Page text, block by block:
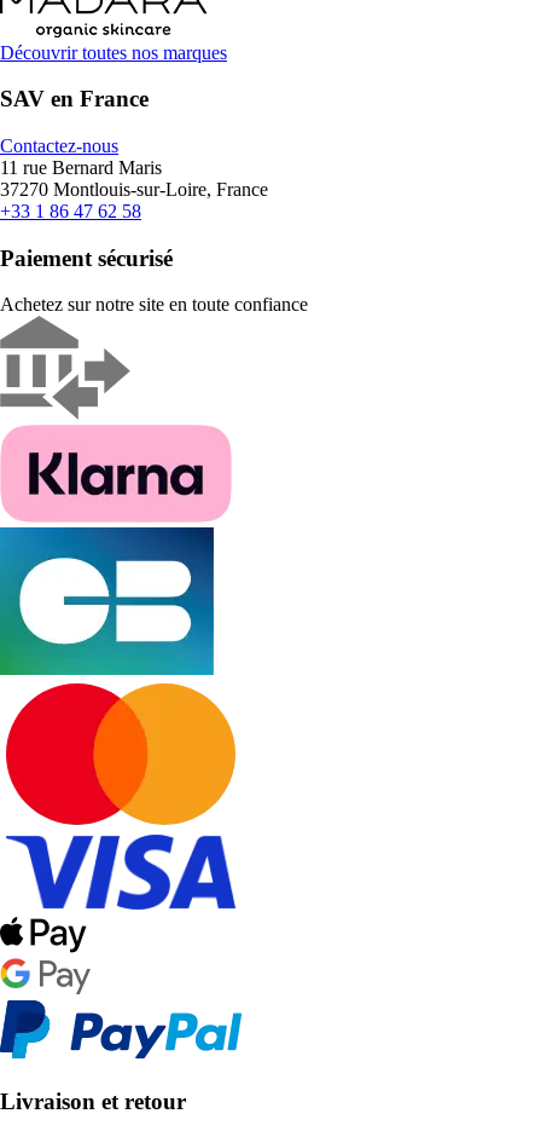
Découvrir toutes nos marques
SAV en France
Contactez-nous
11 rue Bernard Maris
37270 Montlouis-sur-Loire, France
+33 1 86 47 62 58
Paiement sécurisé
Achetez sur notre site en toute confiance
Livraison et retour